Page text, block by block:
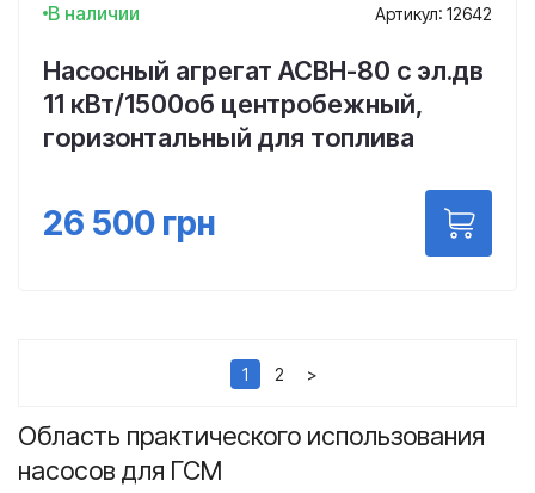
В наличии Артикул: 12642
Насосный агрегат АСВН-80 с эл.дв
11 кВт/1500об центробежный,
горизонтальный для топлива
26 500 грн
1 2 >
Область практического использования
насосов для ГСМ